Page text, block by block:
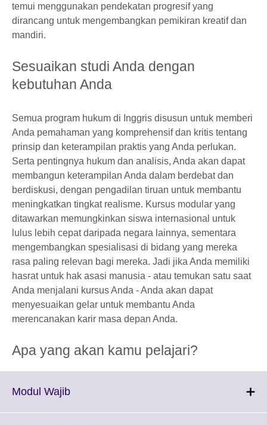
temui menggunakan pendekatan progresif yang
dirancang untuk mengembangkan pemikiran kreatif dan
mandiri.
Sesuaikan studi Anda dengan
kebutuhan Anda
Semua program hukum di Inggris disusun untuk memberi
Anda pemahaman yang komprehensif dan kritis tentang
prinsip dan keterampilan praktis yang Anda perlukan.
Serta pentingnya hukum dan analisis, Anda akan dapat
membangun keterampilan Anda dalam berdebat dan
berdiskusi, dengan pengadilan tiruan untuk membantu
meningkatkan tingkat realisme. Kursus modular yang
ditawarkan memungkinkan siswa internasional untuk
lulus lebih cepat daripada negara lainnya, sementara
mengembangkan spesialisasi di bidang yang mereka
rasa paling relevan bagi mereka. Jadi jika Anda memiliki
hasrat untuk hak asasi manusia - atau temukan satu saat
Anda menjalani kursus Anda - Anda akan dapat
menyesuaikan gelar untuk membantu Anda
merencanakan karir masa depan Anda.
Apa yang akan kamu pelajari?
Modul WajibClick